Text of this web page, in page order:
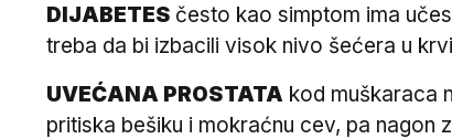
DIJABETES često kao simptom ima
treba da bi izbacili visok nivo šećera u
UVEĆANA PROSTATA kod muškaraca
pritiska bešiku i mokraćnu cev, pa nagon